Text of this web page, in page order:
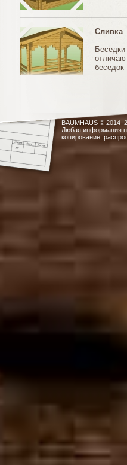
Сливка
BAUMHAUS ©
Любая информация
копирование,